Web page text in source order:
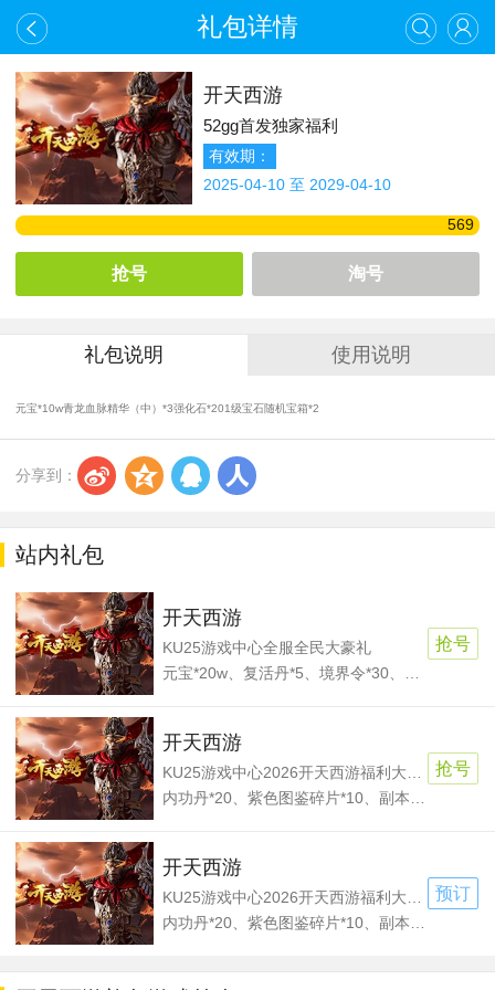
礼包详情
开天西游
52gg首发独家福利
有效期：
2025-04-10 至 2029-04-10
569
抢号 淘号
礼包说明 使用说明
元宝*10w青龙血脉精华（中）*3强化石*201级宝石随机宝箱*2
分享到： s z q r
站内礼包
开天西游
KU25游戏中心全服全民大豪礼
抢号
开天西游
抢号
开天西游
预订